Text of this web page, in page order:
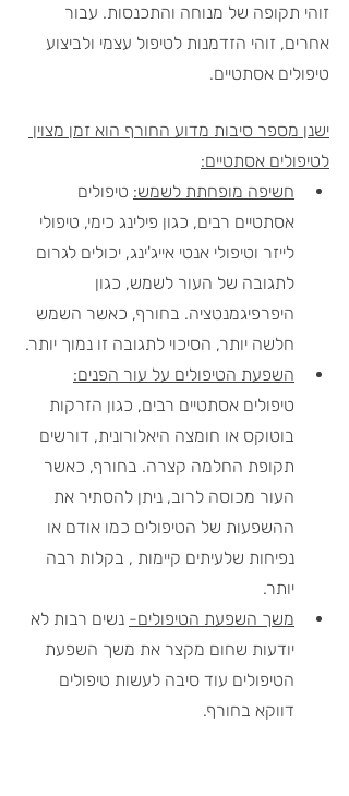
זוהי תקופה של מנוחה והתכנסות. עבור
אחרים, זוהי הזדמנות לטיפול עצמי ולביצוע
טיפולים אסתטיים.
ישנן מספר סיבות מדוע החורף הוא זמן מצוין
לטיפולים אסתטיים:
חשיפה מופחתת לשמש: טיפולים
אסתטיים רבים, כגון פילינג כימי, טיפולי
לייזר וטיפולי אנטי אייג'ינג, יכולים לגרום
לתגובה של העור לשמש, כגון
היפרפיגמנטציה. בחורף, כאשר השמש
חלשה יותר, הסיכוי לתגובה זו נמוך יותר.
השפעת הטיפולים על עור הפנים:
טיפולים אסתטיים רבים, כגון הזרקות
בוטוקס או חומצה היאלורונית, דורשים
תקופת החלמה קצרה. בחורף, כאשר
העור מכוסה לרוב, ניתן להסתיר את
ההשפעות של הטיפולים כמו אודם או
נפיחות שלעיתים קיימות , בקלות רבה
יותר.
משך השפעת הטיפולים- נשים רבות לא
יודעות שחום מקצר את משך השפעת
הטיפולים עוד סיבה לעשות טיפולים
דווקא בחורף.